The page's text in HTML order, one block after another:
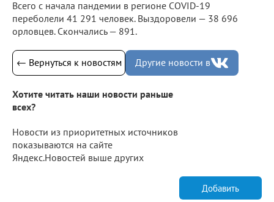
Всего с начала пандемии в регионе COVID-19
переболели 41 291 человек. Выздоровели — 38 696
орловцев. Скончались — 891.
← Вернуться к новостям Другие новости в
Хотите читать наши новости раньше
всех?
Новости из приоритетных источников
показываются на сайте
Яндекс.Новостей выше других
Добавить